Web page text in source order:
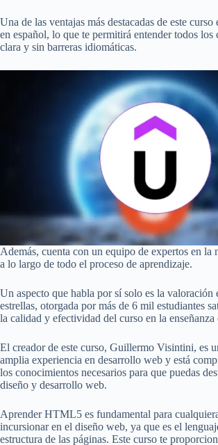
Una de las ventajas más destacadas de este
en español, lo que te permitirá entender todos los
clara y sin barreras idiomáticas.
Además, cuenta con un equipo de expertos en la
a lo largo de todo el proceso de aprendizaje.
Un aspecto que habla por sí solo es la valoración
estrellas, otorgada por más de 6 mil estudiantes
la calidad y efectividad del curso en la
El creador de este curso, Guillermo Visintini, es
amplia experiencia en desarrollo web y está
los conocimientos necesarios para que puedas
diseño y desarrollo web.
Aprender HTML5 es fundamental para
incursionar en el diseño web, ya que es el
estructura de las páginas. Este curso te